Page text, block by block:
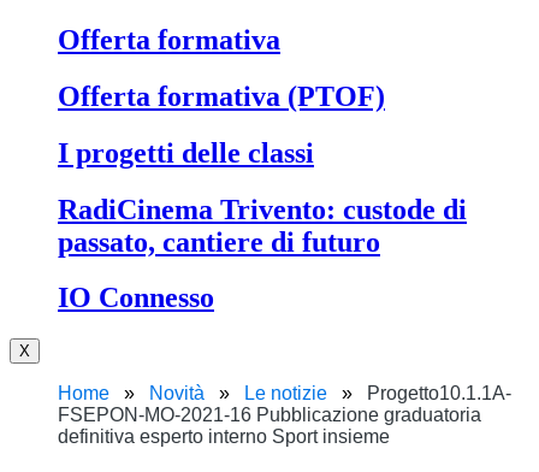
Offerta formativa
Offerta formativa (PTOF)
I progetti delle classi
RadiCinema Trivento: custode di
passato, cantiere di futuro
IO Connesso
X
Home Novità Le notizie
Progetto10.1.1A-
FSEPON-MO-2021-16 Pubblicazione graduatoria
definitiva esperto interno Sport insieme